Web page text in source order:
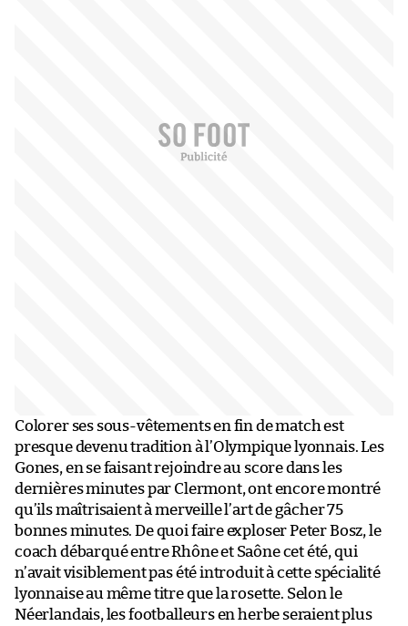
Colorer ses sous-vêtements en fin de match est
presque devenu tradition à l’Olympique lyonnais. Les
Gones, en se faisant rejoindre au score dans les
dernières minutes par Clermont, ont encore montré
qu’ils maîtrisaient à merveille l’art de gâcher 75
bonnes minutes. De quoi faire exploser Peter Bosz, le
coach débarqué entre Rhône et Saône cet été, qui
n’avait visiblement pas été introduit à cette spécialité
lyonnaise au même titre que la rosette. Selon le
Néerlandais, les footballeurs en herbe seraient plus